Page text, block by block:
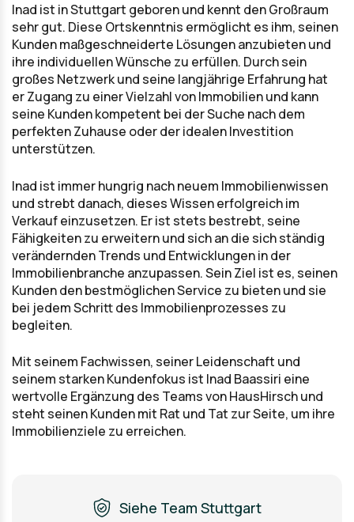
Inad ist in Stuttgart geboren und kennt den Großraum
sehr gut. Diese Ortskenntnis ermöglicht es ihm, seinen
Kunden maßgeschneiderte Lösungen anzubieten und
ihre individuellen Wünsche zu erfüllen. Durch sein
großes Netzwerk und seine langjährige Erfahrung hat
er Zugang zu einer Vielzahl von Immobilien und kann
seine Kunden kompetent bei der Suche nach dem
perfekten Zuhause oder der idealen Investition
unterstützen.
Inad ist immer hungrig nach neuem Immobilienwissen
und strebt danach, dieses Wissen erfolgreich im
Verkauf einzusetzen. Er ist stets bestrebt, seine
Fähigkeiten zu erweitern und sich an die sich ständig
verändernden Trends und Entwicklungen in der
Immobilienbranche anzupassen. Sein Ziel ist es, seinen
Kunden den bestmöglichen Service zu bieten und sie
bei jedem Schritt des Immobilienprozesses zu
begleiten.
Mit seinem Fachwissen, seiner Leidenschaft und
seinem starken Kundenfokus ist Inad Baassiri eine
wertvolle Ergänzung des Teams von HausHirsch und
steht seinen Kunden mit Rat und Tat zur Seite, um ihre
Immobilienziele zu erreichen.
Siehe Team Stuttgart